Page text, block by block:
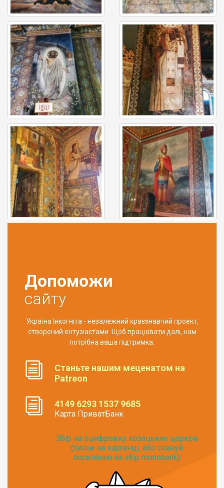
Допоможи
сайту
Україна Інкогніта - незалежний краєзнавчий проект,
створений ентузіастами. Щоб працювати далі, нам
потрібна ваша підтримка.
Станьте нашим меценатом на
Patreon
4149 6293 1537 9685
Карта ПриватБанк
Збір на оцифровку козацьких церков
(тисни на картинці, або скануй
посилання на збір monobank):